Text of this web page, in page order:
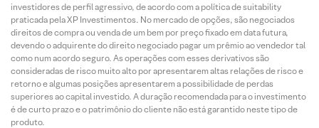
investidores de perfil agressivo, de acordo com a política de suitability
praticada pela XP Investimentos. No mercado de opções, são negociados
direitos de compra ou venda de um bem por preço fixado em data futura,
devendo o adquirente do direito negociado pagar um prêmio ao vendedor tal
como num acordo seguro. As operações com esses derivativos são
consideradas de risco muito alto por apresentarem altas relações de risco e
retorno e algumas posições apresentarem a possibilidade de perdas
superiores ao capital investido. A duração recomendada para o investimento
é de curto prazo e o patrimônio do cliente não está garantido neste tipo de
produto.